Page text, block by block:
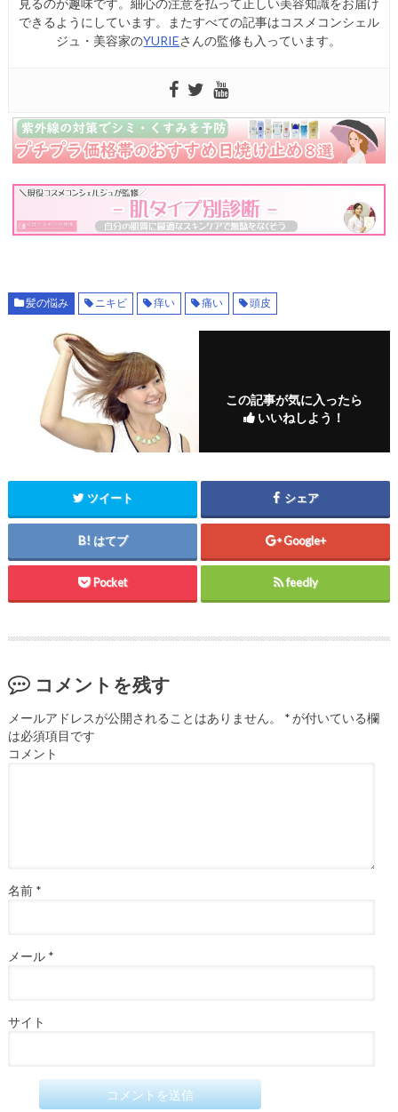
できるようにしています。またすべての記事はコスメコンシェル
ジュ・美容家のYURIEさんの監修も入っています。
髪の悩み ニキビ 痒い 痛い 頭皮
この記事が気に入ったら
いいねしよう！
ツイート シェア
はてブ Google+
Pocket feedly
コメントを残す
メールアドレスが公開されることはありません。 *が付いている欄
は必須項目です
コメント
名前 *
メール *
サイト